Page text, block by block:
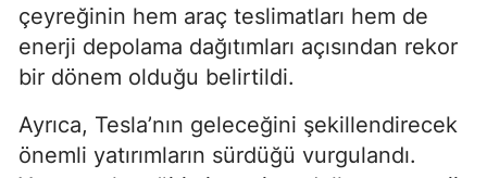
çeyreğinin hem araç teslimatları hem de
enerji depolama dağıtımları açısından rekor
bir dönem olduğu belirtildi.
Ayrıca, Tesla’nın geleceğini şekillendirecek
önemli yatırımların sürdüğü vurgulandı.